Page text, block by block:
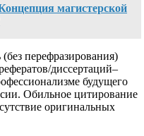
магистерской
перефразирования)
диссертаций–
будущего
Обильное цитирование
оригинальных